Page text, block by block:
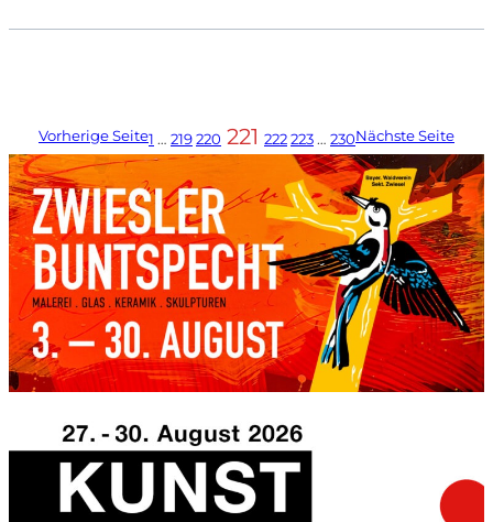
Vorherige Seite1 … 219220 221 222223 … 230Nächste Seite